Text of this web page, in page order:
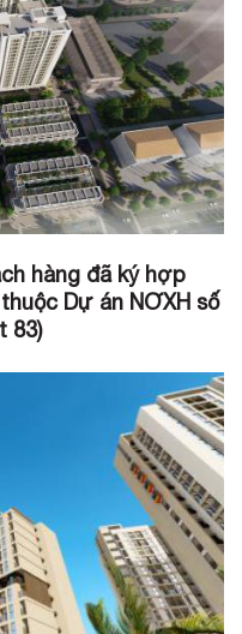
hàng đã ký hợp
Dự án NƠXH số
83)